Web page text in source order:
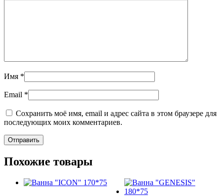
Имя *
Email *
Сохранить моё имя, email и адрес сайта в этом браузере для
последующих моих комментариев.
Похожие товары